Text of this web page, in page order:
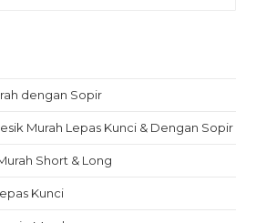
dengan Sopir
Murah Lepas Kunci & Dengan Sopir
Short & Long
Kunci